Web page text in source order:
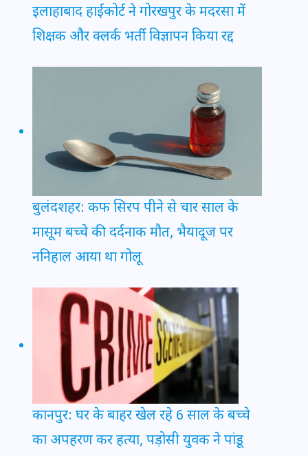
इलाहाबाद हाईकोर्ट ने गोरखपुर के मदरसा में
शिक्षक और क्लर्क भर्ती विज्ञापन किया रद्द
बुलंदशहर: कफ सिरप पीने से चार साल के
मासूम बच्चे की दर्दनाक मौत, भैयादूज पर
ननिहाल आया था गोलू
कानपुर: घर के बाहर खेल रहे 6 साल के बच्चे
का अपहरण कर हत्या, पड़ोसी युवक ने पांडू